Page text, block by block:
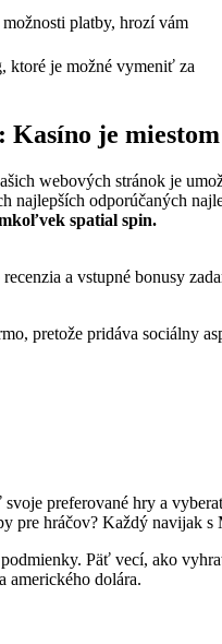
platby, hrozí vám
ktoré je možné vymeniť za
Kasíno je
webových stránok je
najlepších odporúčaných
spatial spin.
a vstupné bonusy
pretože pridáva sociálny
preferované hry a
pre hráčov? Každý navijak s
Päť vecí, ako
amerického dolára.